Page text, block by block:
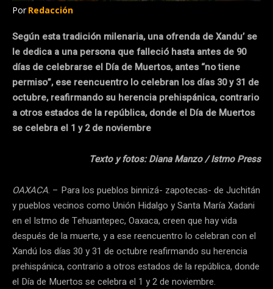
Por Redacción
Según esta tradición milenaria, una ofrenda de Xandu’ se
le dedica a una persona que falleció hasta antes de 90
días de celebrarse el Día de Muertos, antes “no tiene
permiso”, ese reencuentro lo celebran los días 30 y 31 de
octubre, reafirmando su herencia prehispánica, contrario
a otros estados de la república, donde el Día de Muertos
se celebra el 1 y 2 de noviembre
Texto y fotos: Diana Manzo / Istmo Press
OAXACA. – Para los pueblos binnizá- zapotecas- de Juchitán
y pueblos vecinos como Unión Hidalgo y Santa María Xadani
en el Istmo de Tehuantepec, Oaxaca, creen que hay vida
después de la muerte, y a ese reencuentro lo celebran con el
Xandú los días 30 y 31 de octubre reafirmando su herencia
prehispánica, contrario a otros estados de la república, donde
el Día de Muertos se celebra el 1 y 2 de noviembre.